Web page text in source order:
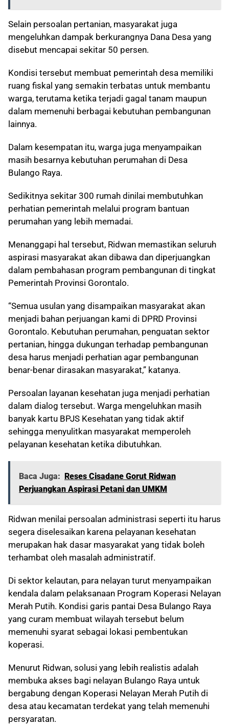
Selain persoalan pertanian, masyarakat juga
mengeluhkan dampak berkurangnya Dana Desa yang
disebut mencapai sekitar 50 persen.
Kondisi tersebut membuat pemerintah desa memiliki
ruang fiskal yang semakin terbatas untuk membantu
warga, terutama ketika terjadi gagal tanam maupun
dalam memenuhi berbagai kebutuhan pembangunan
lainnya.
Dalam kesempatan itu, warga juga menyampaikan
masih besarnya kebutuhan perumahan di Desa
Bulango Raya.
Sedikitnya sekitar 300 rumah dinilai membutuhkan
perhatian pemerintah melalui program bantuan
perumahan yang lebih memadai.
Menanggapi hal tersebut, Ridwan memastikan seluruh
aspirasi masyarakat akan dibawa dan diperjuangkan
dalam pembahasan program pembangunan di tingkat
Pemerintah Provinsi Gorontalo.
“Semua usulan yang disampaikan masyarakat akan
menjadi bahan perjuangan kami di DPRD Provinsi
Gorontalo. Kebutuhan perumahan, penguatan sektor
pertanian, hingga dukungan terhadap pembangunan
desa harus menjadi perhatian agar pembangunan
benar-benar dirasakan masyarakat,” katanya.
Persoalan layanan kesehatan juga menjadi perhatian
dalam dialog tersebut. Warga mengeluhkan masih
banyak kartu BPJS Kesehatan yang tidak aktif
sehingga menyulitkan masyarakat memperoleh
pelayanan kesehatan ketika dibutuhkan.
Baca Juga: Reses Cisadane Gorut Ridwan
Perjuangkan Aspirasi Petani dan UMKM
Ridwan menilai persoalan administrasi seperti itu harus
segera diselesaikan karena pelayanan kesehatan
merupakan hak dasar masyarakat yang tidak boleh
terhambat oleh masalah administratif.
Di sektor kelautan, para nelayan turut menyampaikan
kendala dalam pelaksanaan Program Koperasi Nelayan
Merah Putih. Kondisi garis pantai Desa Bulango Raya
yang curam membuat wilayah tersebut belum
memenuhi syarat sebagai lokasi pembentukan
koperasi.
Menurut Ridwan, solusi yang lebih realistis adalah
membuka akses bagi nelayan Bulango Raya untuk
bergabung dengan Koperasi Nelayan Merah Putih di
desa atau kecamatan terdekat yang telah memenuhi
persyaratan.